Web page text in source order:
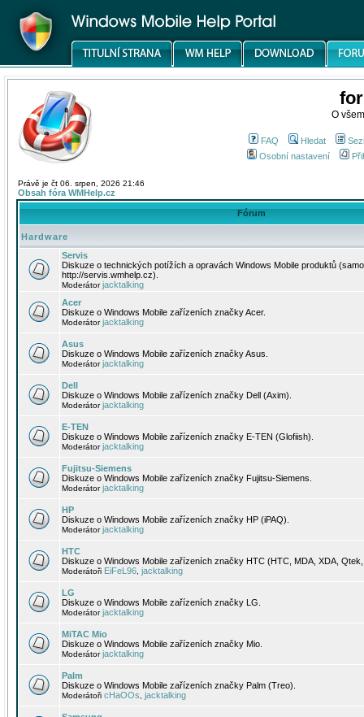
O
FAQ Hledat
Osobní nastavení
Právě je čt 06. srpen, 2026 21:46
Obsah fóra WMHelp.cz
Fórum
Hardware
Servis
Diskuze o technických potížích a opravách Windows Mobile produktů
http://servis.wmhelp.cz).
Moderátorjacktalking
Acer
Diskuze o Windows Mobile zařízeních značky Acer.
Moderátorjacktalking
Asus
Diskuze o Windows Mobile zařízeních značky Asus.
Moderátorjacktalking
Dell
Diskuze o Windows Mobile zařízeních značky Dell (Axim).
Moderátorjacktalking
E-TEN
Diskuze o Windows Mobile zařízeních značky E-TEN (Glofiish).
Moderátorjacktalking
Fujitsu-Siemens
Diskuze o Windows Mobile zařízeních značky Fujitsu-Siemens.
Moderátorjacktalking
HP
Diskuze o Windows Mobile zařízeních značky HP (iPAQ).
Moderátorjacktalking
HTC
Diskuze o Windows Mobile zařízeních značky HTC (HTC, MDA, XDA,
Moderátoři EiFeL96 jacktalking
LG
Diskuze o Windows Mobile zařízeních značky LG.
Moderátorjacktalking
MiTAC Mio
Diskuze o Windows Mobile zařízeních značky Mio.
Moderátorjacktalking
Palm
Diskuze o Windows Mobile zařízeních značky Palm (Treo).
Moderátoři cHaOOs jacktalking